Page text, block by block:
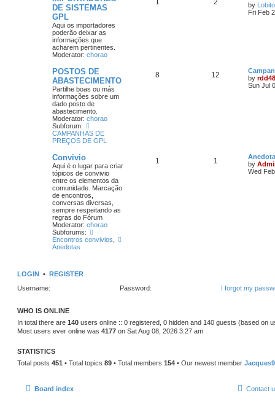
DE SISTEMAS
GPL
Aqui os importadores
poderão deixar as
informações que
acharem pertinentes.
Moderator: chorao
1 2
by Lobito
Fri Feb
POSTOS DE
ABASTECIMENTO
Partilhe boas ou más
informações sobre um
dado posto de
abastecimento.
Moderator: chorao
Subforum:
CAMPANHAS DE
PREÇOS DE GPL
8 12
by
Sun Jul
Convivio
Aqui é o lugar para criar
tópicos de convivio
entre os elementos da
comunidade. Marcação
de encontros,
conversas diversas,
sempre respeitando as
regras do Fórum
Moderator: chorao
Subforums:
Encontros convivios
Anedotas
1 1
by
Wed
LOGIN • REGISTER
Username:
Password: I forgot my
WHO IS ONLINE
In total there are 140 users online :: 0 registered, 0 hidden and 140 guests (based on
Most users ever online was 4177 on Sat Aug 08, 2026 3:27 am
STATISTICS
Total posts 451 • Total topics 89 • Total members 154 • Our newest member Jacques9
Board index Contact